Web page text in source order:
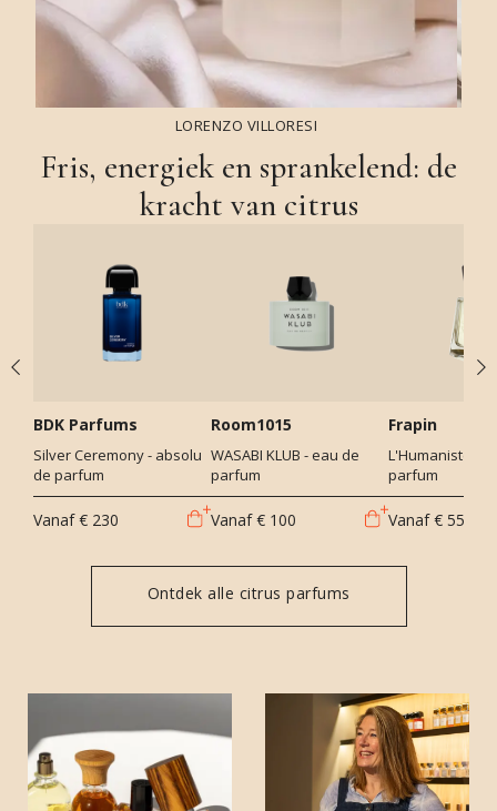
LORENZO VILLORESI
Fris, energiek en sprankelend: de
kracht van citrus
BDK Parfums
Silver Ceremony - absolu
de parfum
Vanaf € 230
Room1015
WASABI KLUB - eau de
parfum
Vanaf € 100
Frapin
L'Humaniste -
parfum
Vanaf € 55
Ontdek alle citrus parfums